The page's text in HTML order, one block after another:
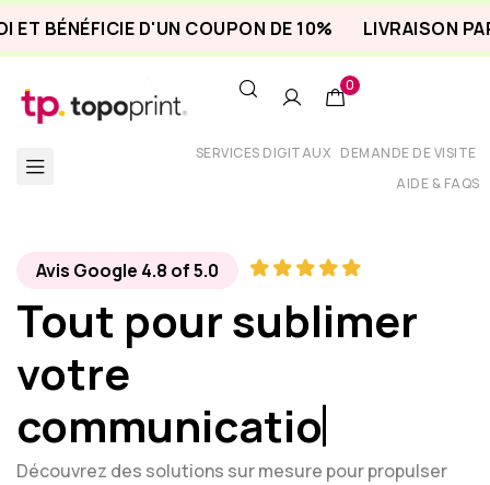
BÉNÉFICIE D'UN COUPON DE 10% LIVRAISON
0
SERVICES DIGITAUX DEMANDE DE VISITE
AIDE & FAQS
Avis Google 4.8 of 5.0
Tout pour sublimer
votre
communication
Découvrez des solutions sur mesure pour propulser